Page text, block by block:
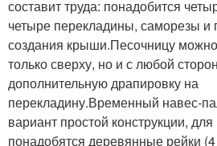
составит труда: понадобится
четыре перекладины, саморезы и
создания крыши.Песочницу
только сверху, но и с любой
дополнительную драпировку на
перекладину.Временный навес-
вариант простой конструкции,
понадобятся деревянные рейки